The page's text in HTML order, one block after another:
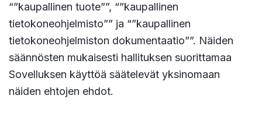
“”kaupallinen tuote””, “”kaupallinen
tietokoneohjelmisto”” ja “”kaupallinen
tietokoneohjelmiston dokumentaatio””. Näiden
säännösten mukaisesti hallituksen suorittamaa
Sovelluksen käyttöä säätelevät yksinomaan
näiden ehtojen ehdot.